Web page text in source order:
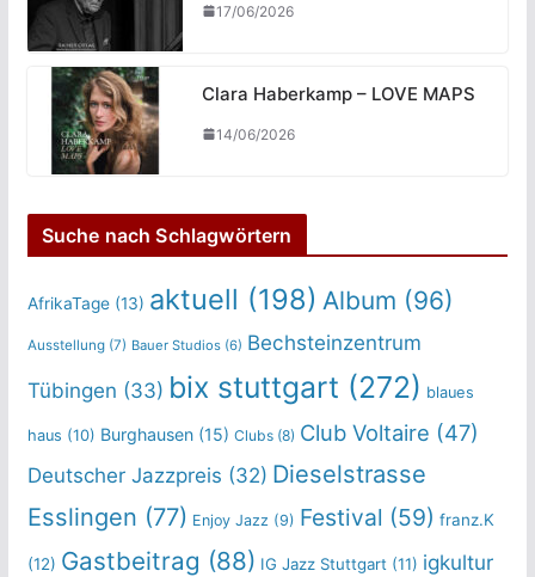
17/06/2026
Clara Haberkamp – LOVE MAPS
14/06/2026
Suche nach Schlagwörtern
AfrikaTage(13) aktuell (198) Album (96)
Ausstellung(7) Bauer Studios(6) Bechsteinzentrum
Tübingen (33) bix stuttgart (272) blaues
haus (10) Burghausen(15) Clubs(8) Club Voltaire (47)
Deutscher Jazzpreis (32) Dieselstrasse
Esslingen (77) Enjoy Jazz (9) Festival (59) franz.K
(12) Gastbeitrag (88) IG Jazz Stuttgart (11) igkultur